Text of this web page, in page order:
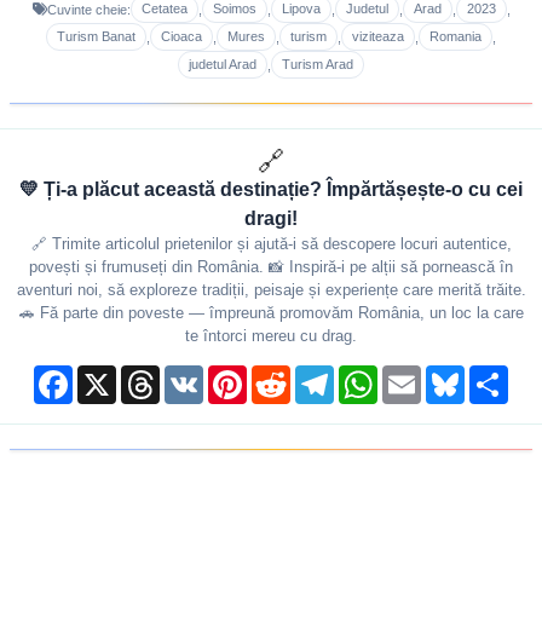
Cuvinte cheie: Cetatea Soimos Lipova Judetul Arad 2023
Turism Banat
Cioaca Mures turism viziteaza Romania
judetul Arad
Turism Arad
🔗
💛 Ți-a plăcut această destinație? Împărtășește-o cu cei
dragi!
🔗 Trimite articolul prietenilor și ajută-i să descopere locuri autentice,
povești și frumuseți din România. 📸 Inspiră-i pe alții să pornească în
aventuri noi, să exploreze tradiții, peisaje și experiențe care merită trăite.
🚗 Fă parte din poveste — împreună promovăm România, un loc la care
te întorci mereu cu drag.
Facebook
X ThreadsVK PinterestReddit TelegramWhatsApp
Email Bluesky